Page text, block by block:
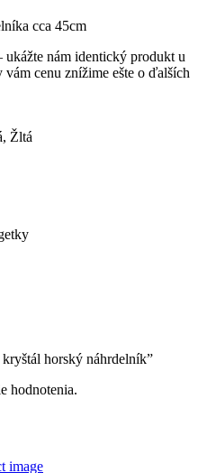
cca 45cm
nám identický produkt u
cenu znížime ešte o ďalších
Žltá
horský náhrdelník”
hodnotenia.